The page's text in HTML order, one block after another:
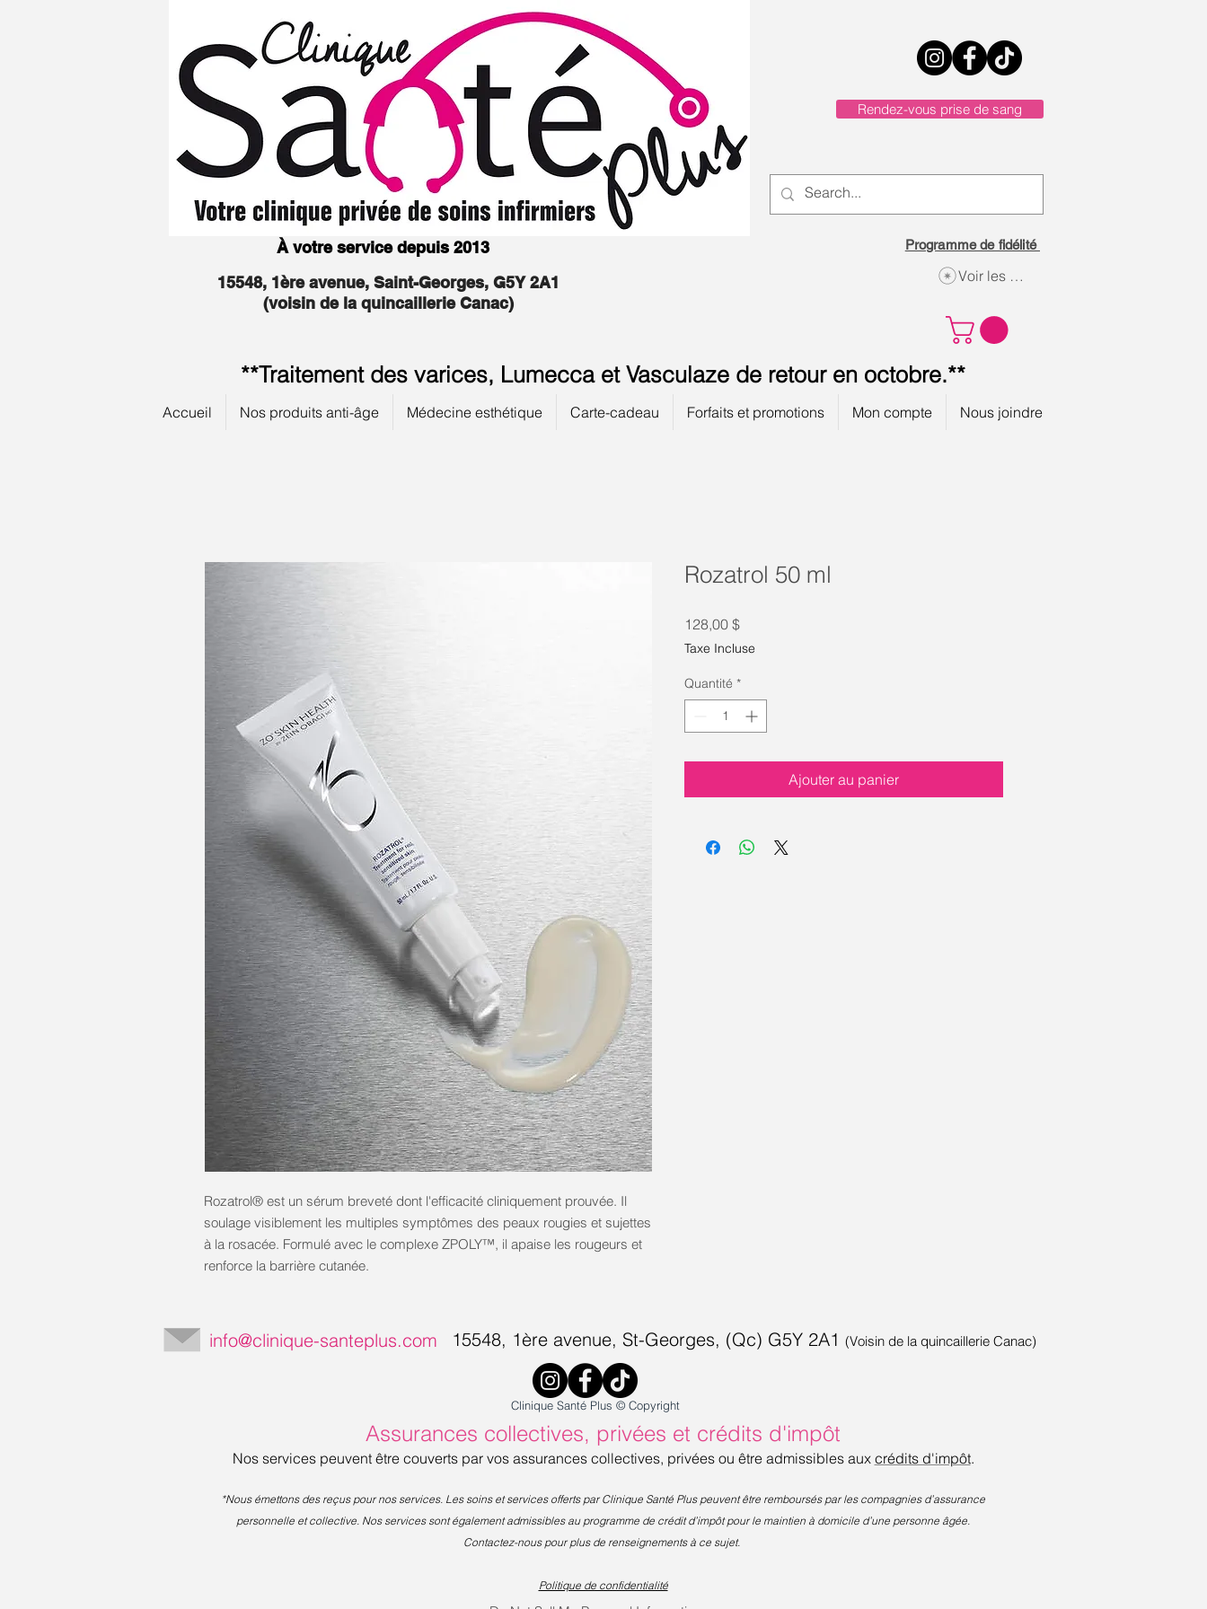
À votre service depuis 2013
15548, 1ère avenue, Saint-Georges, G5Y 2A1
(voisin de la quincaillerie Canac)
Rendez-vous prise de sang
Programme de fidélité
Voir les points
**Traitement des varices, Lumecca et Vasculaze de retour en octobre.**
Accueil Nos produits anti-âge Médecine esthétique Carte-cadeau Forfaits et promotions Mon compte Nous joindre
Rozatrol® est un sérum breveté dont l'efficacité cliniquement prouvée. Il
soulage visiblement les multiples symptômes des peaux rougies et sujettes
à la rosacée. Formulé avec le complexe ZPOLY™, il apaise les rougeurs et
renforce la barrière cutanée.
Rozatrol 50 ml
128,00 $Prix
Taxe Incluse
Quantité *
Ajouter au panier
info@clinique-santeplus.com 15548, 1ère avenue, St-Georges, (Qc) G5Y 2A1 (Voisin de la quincaillerie Canac)
Clinique Santé Plus © Copyright
Assurances collectives, privées et crédits d'impôt
Nos services peuvent être couverts par vos assurances collectives, privées ou être admissibles aux crédits d'impôt.
*Nous émettons des reçus pour nos services. Les soins et services offerts par Clinique Santé Plus peuvent être remboursés par les compagnies d’assurance
personnelle et collective. Nos services sont également admissibles au programme de crédit d’impôt pour le maintien à domicile d’une personne âgée.
Contactez-nous pour plus de renseignements à ce sujet.
Politique de confidentialité